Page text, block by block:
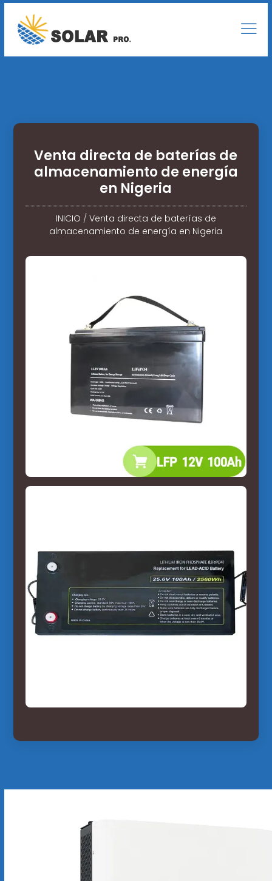
Venta directa de baterías de
almacenamiento de energía
en Nigeria
INICIO / Venta directa de baterías de
almacenamiento de energía en Nigeria